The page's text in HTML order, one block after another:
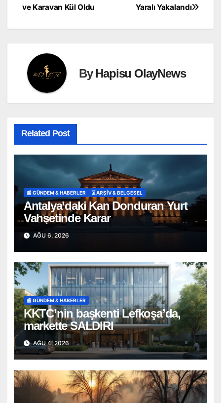
Yaralı Yakalandı
ve Karavan Kül Oldu
ByHapisu OlayNews
Related Post
📰 GÜNDEM & HABERLER ⏳ ARŞİV & BELGESEL
Antalya’daki Kan Donduran Yurt
Vahşetinde Karar
AĞU 6, 2026
📰 GÜNDEM & HABERLER
KKTC’nin başkenti Lefkoşa’da,
markette SALDIRI
AĞU 4, 2026